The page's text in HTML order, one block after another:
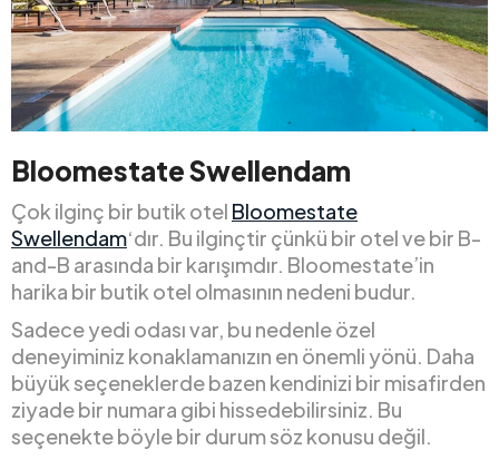
Bloomestate Swellendam
Çok ilginç bir butik otel Bloomestate
Swellendam‘dır. Bu ilginçtir çünkü bir otel ve bir B-
and-B arasında bir karışımdır. Bloomestate’in
harika bir butik otel olmasının nedeni budur.
Sadece yedi odası var, bu nedenle özel
deneyiminiz konaklamanızın en önemli yönü. Daha
büyük seçeneklerde bazen kendinizi bir misafirden
ziyade bir numara gibi hissedebilirsiniz. Bu
seçenekte böyle bir durum söz konusu değil.